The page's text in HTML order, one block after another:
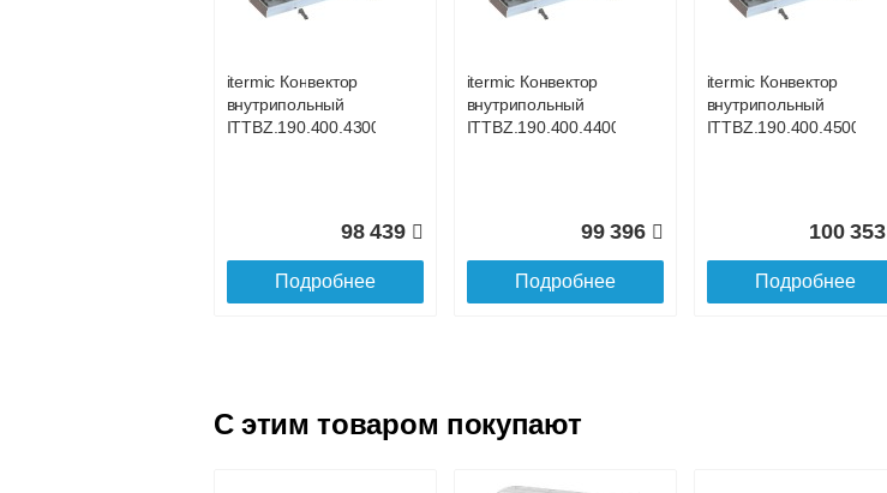
ITTBL.190.400.4000
105 267
ITTBL.190.400.4100
106 688
ITTBL.190.400.4200
118 619
itermic Конвектор
ITTBL.190.400.4600
itermic Конвектор
внутрипольный
ITTBZ.190.400.4300
98 439
Подробнее
itermic Конвектор
внутрипольный
ITTBZ.190.400.4400
99 396
Подробнее
itermic Конвектор
внутрипольный
ITTBZ.190.400.4500
100 353
Подробнее
C этим товаром покупают